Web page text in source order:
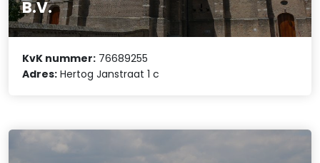
B.V.
KvK nummer: 76689255
Adres: Hertog Janstraat 1 c